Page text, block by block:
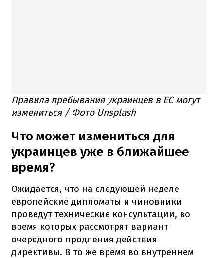
Правила пребывания украинцев в ЕС могут
измениться / Фото Unsplash
Что может измениться для
украинцев уже в ближайшее
время?
Ожидается, что на следующей неделе
европейские дипломаты и чиновники
проведут технические консультации, во
время которых рассмотрят вариант
очередного продления действия
директивы. В то же время во внутреннем